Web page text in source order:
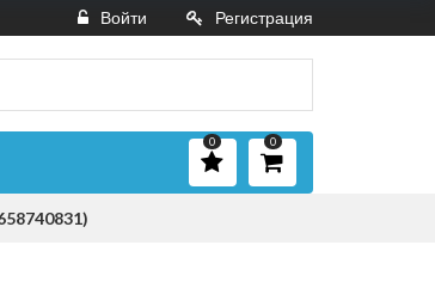
Войти Регистрация
0
0